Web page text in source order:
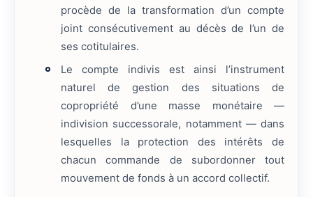
procède de la transformation d’un compte
joint consécutivement au décès de l’un de
ses cotitulaires.
Le compte indivis est ainsi l’instrument
naturel de gestion des situations de
copropriété d’une masse monétaire —
indivision successorale, notamment — dans
lesquelles la protection des intérêts de
chacun commande de subordonner tout
mouvement de fonds à un accord collectif.